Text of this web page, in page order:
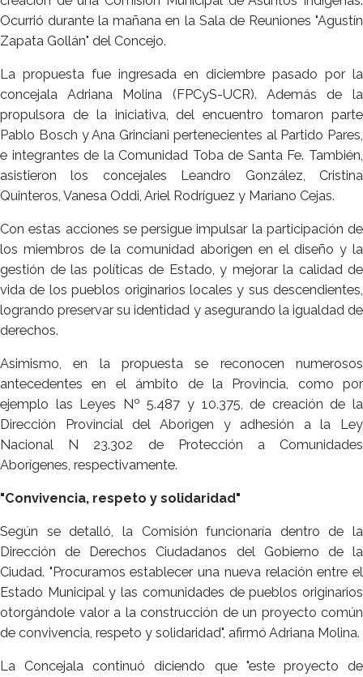
Ocurrió durante la mañana en la Sala de Reuniones "Agustín
Zapata Gollán" del Concejo.
La propuesta fue ingresada en diciembre pasado por la
concejala Adriana Molina (FPCyS-UCR). Además de la
propulsora de la iniciativa, del encuentro tomaron parte
Pablo Bosch y Ana Grinciani pertenecientes al Partido Pares,
e integrantes de la Comunidad Toba de Santa Fe. También,
asistieron los concejales Leandro González, Cristina
Quinteros, Vanesa Oddi, Ariel Rodríguez y Mariano Cejas.
Con estas acciones se persigue impulsar la participación de
los miembros de la comunidad aborigen en el diseño y la
gestión de las políticas de Estado, y mejorar la calidad de
vida de los pueblos originarios locales y sus descendientes,
logrando preservar su identidad y asegurando la igualdad de
derechos.
Asimismo, en la propuesta se reconocen numerosos
antecedentes en el ámbito de la Provincia, como por
ejemplo las Leyes Nº 5.487 y 10.375, de creación de la
Dirección Provincial del Aborigen y adhesión a la Ley
Nacional N 23.302 de Protección a Comunidades
Aborígenes, respectivamente.
"Convivencia, respeto y solidaridad"
Según se detalló, la Comisión funcionaría dentro de la
Dirección de Derechos Ciudadanos del Gobierno de la
Ciudad. "Procuramos establecer una nueva relación entre el
Estado Municipal y las comunidades de pueblos originarios
otorgándole valor a la construcción de un proyecto común
de convivencia, respeto y solidaridad", afirmó Adriana Molina.
La Concejala continuó diciendo que "este proyecto de